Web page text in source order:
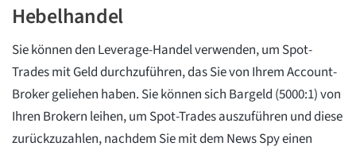
Hebelhandel
Sie können den Leverage-Handel verwenden, um Spot-
Trades mit Geld durchzuführen, das Sie von Ihrem Account-
Broker geliehen haben. Sie können sich Bargeld (5000:1) von
Ihren Brokern leihen, um Spot-Trades auszuführen und diese
zurückzuzahlen, nachdem Sie mit dem News Spy einen